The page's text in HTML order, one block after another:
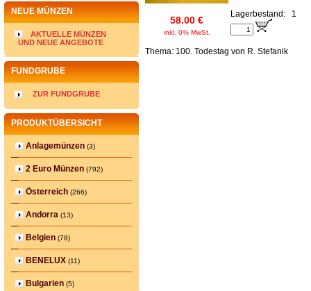
NEUE MÜNZEN
AKTUELLE MÜNZEN
UND NEUE ANGEBOTE
FUNDGRUBE
ZUR FUNDGRUBE
PRODUKTÜBERSICHT
Anlagemünzen (3)
2 Euro Münzen (792)
Österreich (266)
Andorra (13)
Belgien (78)
BENELUX (11)
Bulgarien (5)
58.00 €
inkl. 0% MwSt.
Lagerbestand:
1
Thema: 100. Todestag von R. Stefanik